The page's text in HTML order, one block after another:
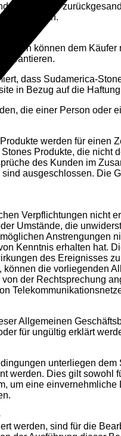
Prüfung der
können dem
garantieren.
dass Sudamerica-
in Bezug auf die
die einer Person oder
werden für einen
Produkte, die
des Kunden im
ausgeschlossen. Die
Verpflichtungen nicht
Umstände, die
Anstrengungen
Kenntnis erhalten hat.
des Ereignisses
können die vorliegenden
der Rechtsprechung
Allgemeinen
für ungültig erklärt
unterliegen
werden. Dies gilt
um eine
werden, sind für die